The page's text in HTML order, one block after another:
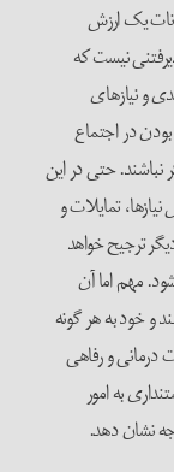
یک ارزش
نیست که
و نیازهای
در اجتماع
نباشند. حتی در این
تمایلات و
ترجیح خواهد
مهم اما آن
و خود به هر گونه
درمانی و رفاهی
به امور
نشان دهد.